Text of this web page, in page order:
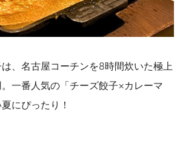
、名古屋コーチンを8時間炊いた極上
一番人気の「チーズ餃子×カレーマ
にぴったり！